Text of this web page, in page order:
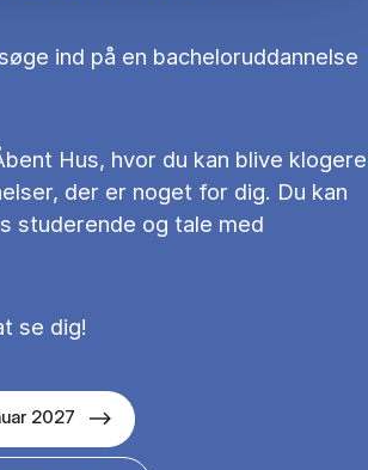
ind på en bacheloruddannelse
Hus, hvor du kan blive klogere
der er noget for dig. Du kan
studerende og tale med
se dig!
2027